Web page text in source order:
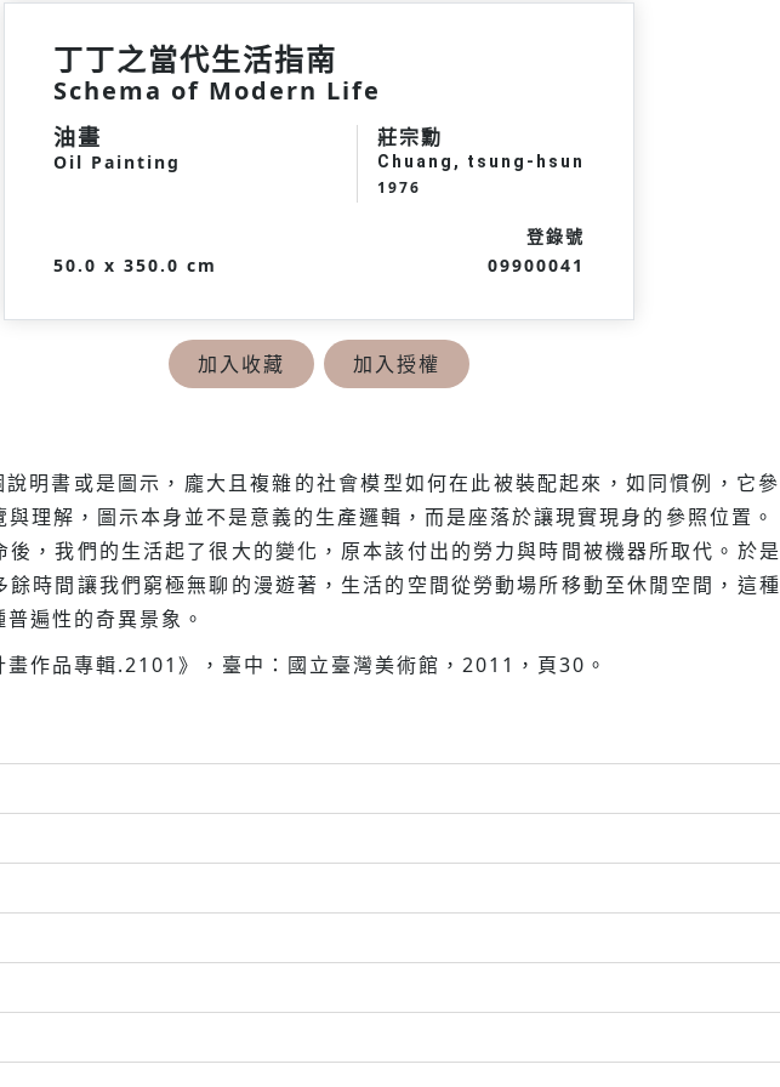
丁丁之當代生活指南
Schema of Modern Life
油畫
Oil Painting
莊宗勳
Chuang, tsung-hsun
1976
50.0 x 350.0 cm
登錄號
09900041
加入收藏 加入授權
明書或是圖示，龐大且複雜的社會模型如何在此被裝配起來，如同慣例，它
理解，圖示本身並不是意義的生產邏輯，而是座落於讓現實現身的參照位置
，我們的生活起了很大的變化，原本該付出的勞力與時間被機器所取代。於
時間讓我們窮極無聊的漫遊著，生活的空間從勞動場所移動至休閒空間，這
遍性的奇異景象。
作品專輯.2101》，臺中：國立臺灣美術館，2011，頁30。